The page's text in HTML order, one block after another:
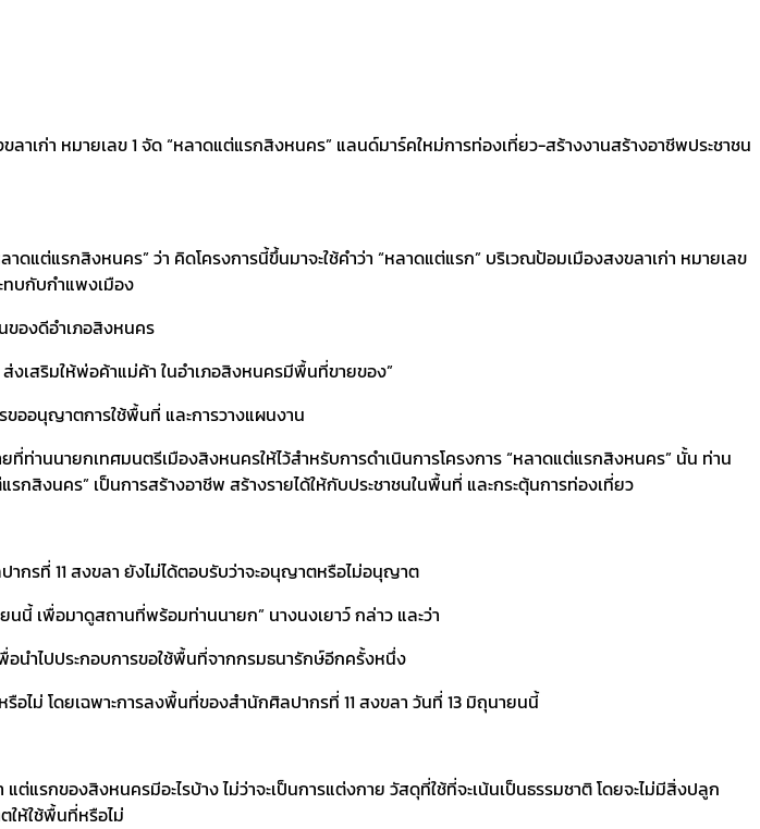
เก่า หมายเลข 1 จัด “หลาดแต่แรกสิงหนคร” แลนด์มาร์คใหม่การท่องเที่ยว-สร้างงานสร้างอาชีพประชาชน
แต่แรกสิงหนคร” ว่า คิดโครงการนี้ขึ้นมาจะใช้คำว่า “หลาดแต่แรก” บริเวณป้อมเมืองสงขลาเก่า หมายเลข
ทบกับกำแพงเมือง
ของดีอำเภอสิงหนคร
งเสริมให้พ่อค้าแม่ค้า ในอำเภอสิงหนครมีพื้นที่ขายของ”
ออนุญาตการใช้พื้นที่ และการวางแผนงาน
านนายกเทศมนตรีเมืองสิงหนครให้ไว้สำหรับการดำเนินการโครงการ “หลาดแต่แรกสิงหนคร” นั้น ท่าน
สิงนคร” เป็นการสร้างอาชีพ สร้างรายได้ให้กับประชาชนในพื้นที่ และกระตุ้นการท่องเที่ยว
กรที่ 11 สงขลา ยังไม่ได้ตอบรับว่าจะอนุญาตหรือไม่อนุญาต
นี้ เพื่อมาดูสถานที่พร้อมท่านนายก” นางนงเยาว์ กล่าว และว่า
นำไปประกอบการขอใช้พื้นที่จากกรมธนารักษ์อีกครั้งหนึ่ง
อไม่ โดยเฉพาะการลงพื้นที่ของสำนักศิลปากรที่ 11 สงขลา วันที่ 13 มิถุนายนนี้
รกของสิงหนครมีอะไรบ้าง ไม่ว่าจะเป็นการแต่งกาย วัสดุที่ใช้ที่จะเน้นเป็นธรรมชาติ โดยจะไม่มีสิ่งปลูก
ให้ใช้พื้นที่หรือไม่